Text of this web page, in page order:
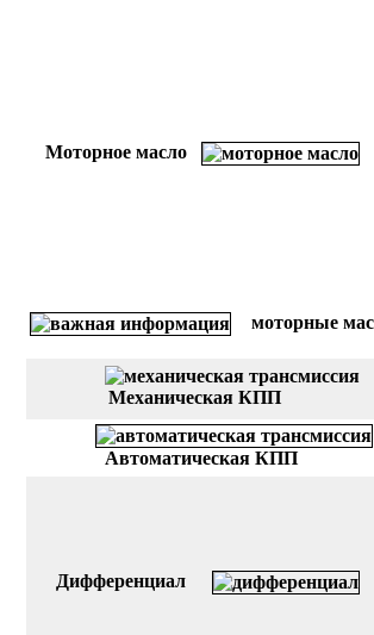
Моторное масло
моторные
Механическая КПП
Автоматическая КПП
Дифференциал